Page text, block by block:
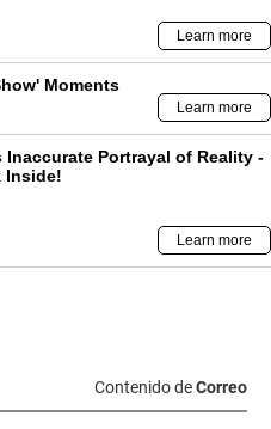
Contenido deCorreo